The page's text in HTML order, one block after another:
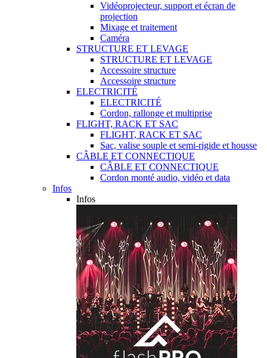
Vidéoprojecteur, support et écran de
projection
Mixage et traitement
Caméra
STRUCTURE ET LEVAGE
STRUCTURE ET LEVAGE
Accessoire structure
Accessoire structure
ELECTRICITÉ
ELECTRICITÉ
Cordon, rallonge et multiprise
FLIGHT, RACK ET SAC
FLIGHT, RACK ET SAC
Sac, valise souple et semi-rigide et housse
CÂBLE ET CONNECTIQUE
CÂBLE ET CONNECTIQUE
Cordon monté audio, vidéo et data
Infos
Infos